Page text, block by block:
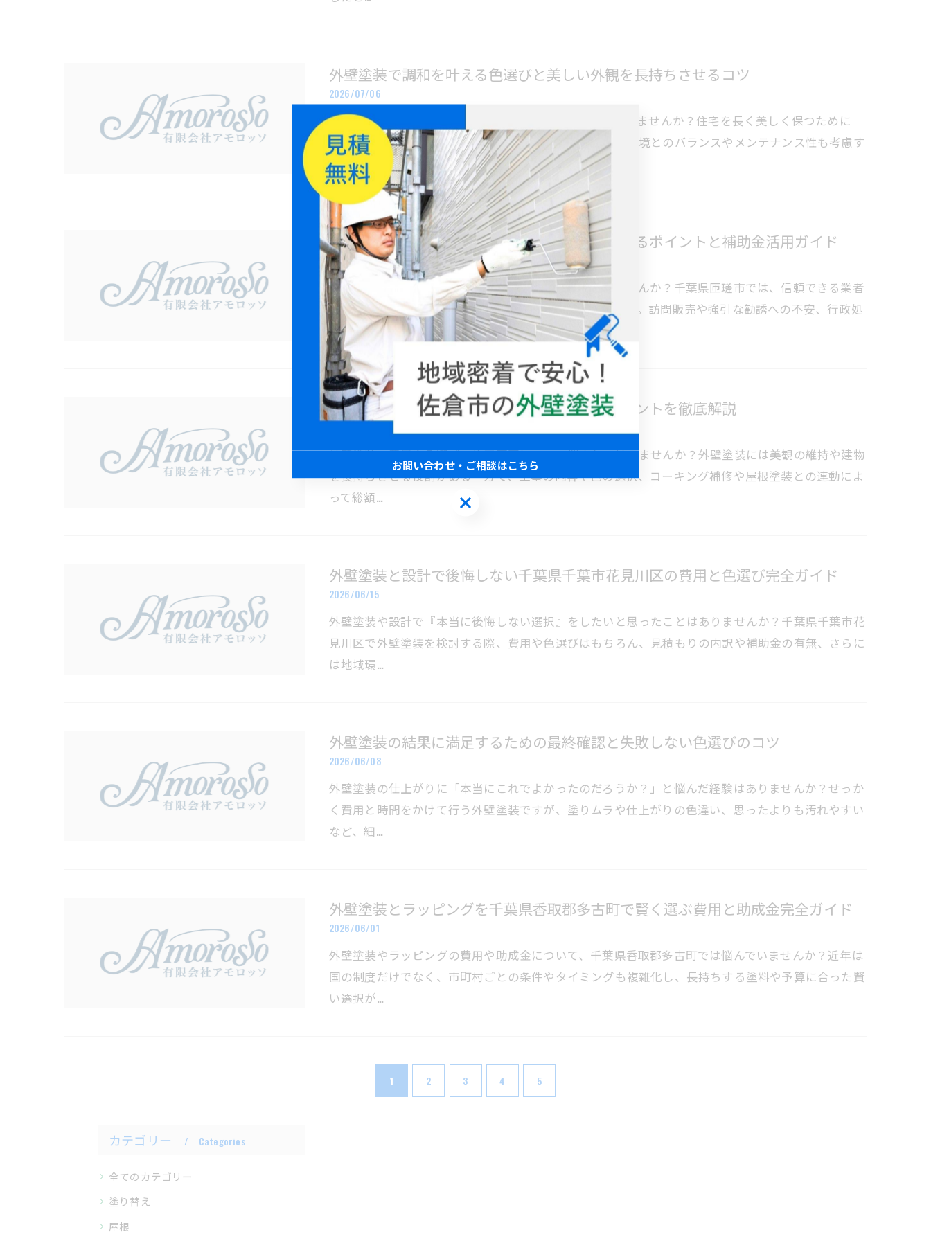
外壁塗装で調和を叶える色選びと美しい外観を長持ちさせるコツ
2026/07/06
住まいの外壁塗装で“調和”を意識した色選びに悩みはありませんか？住宅を長く美しく保つために
は、単に好みの色を選ぶだけでなく、周囲の住宅や自然環境とのバランスやメンテナンス性も考慮す
ることが重…
外壁塗装の情報収集を千葉県匝瑳市で成功させるポイントと補助金活用ガイド
2026/06/29
外壁塗装の情報収集、何から始めれば良いか迷っていませんか？千葉県匝瑳市では、信頼できる業者
の見極めや補助制度の条件など、慎重な見極めが大切です。訪問販売や強引な勧誘への不安、行政処
分歴の有…
外壁塗装と連動する費用と色選びや施工のポイントを徹底解説
外壁塗装の費用や色選び、施工範囲について悩まれてはいませんか？外壁塗装には美観の維持や建物
を長持ちさせる役割がある一方で、工事の内容や色の選択、コーキング補修や屋根塗装との連動によ
って総額…
外壁塗装と設計で後悔しない千葉県千葉市花見川区の費用と色選び完全ガイド
2026/06/15
外壁塗装や設計で『本当に後悔しない選択』をしたいと思ったことはありませんか？千葉県千葉市花
見川区で外壁塗装を検討する際、費用や色選びはもちろん、見積もりの内訳や補助金の有無、さらに
は地域環…
外壁塗装の結果に満足するための最終確認と失敗しない色選びのコツ
2026/06/08
外壁塗装の仕上がりに「本当にこれでよかったのだろうか？」と悩んだ経験はありませんか？せっか
く費用と時間をかけて行う外壁塗装ですが、塗りムラや仕上がりの色違い、思ったよりも汚れやすい
など、細…
外壁塗装とラッピングを千葉県香取郡多古町で賢く選ぶ費用と助成金完全ガイド
2026/06/01
外壁塗装やラッピングの費用や助成金について、千葉県香取郡多古町では悩んでいませんか？近年は
国の制度だけでなく、市町村ごとの条件やタイミングも複雑化し、長持ちする塗料や予算に合った賢
い選択が…
1 2 3 4 5
カテゴリー Categories
全てのカテゴリー
塗り替え
屋根
お問い合わせ・ご相談はこちら
お問い合わせ・ご相談はこちら